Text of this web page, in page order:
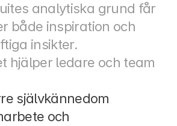
analytiska grund får
både inspiration och
insikter.
hjälper ledare och team
självkännedom
och